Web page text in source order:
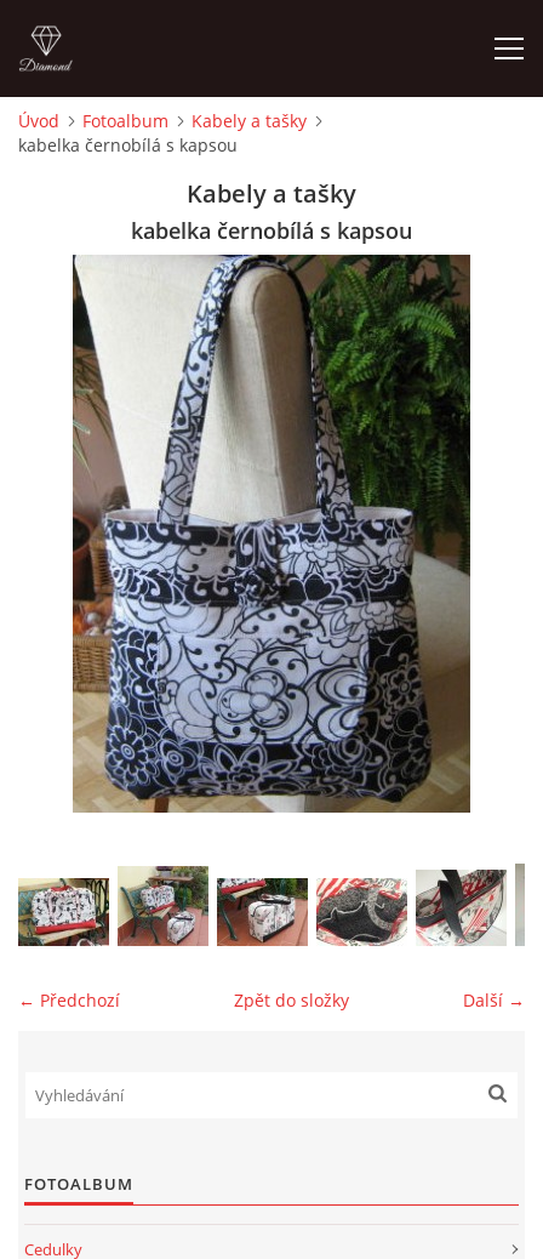
ÚVOD
CEDULKY
MOJE POSLEDNÍ PRÁCE
jk-laguna@seznam.cz
© 2025 eStránky.cz
Úvod Fotoalbum
Kabely a tašky
kabelka černobílá s kapsou
Kabely a tašky
kabelka černobílá s kapsou
← Předchozí Další →
Zpět do složky
FOTOALBUM
Cedulky